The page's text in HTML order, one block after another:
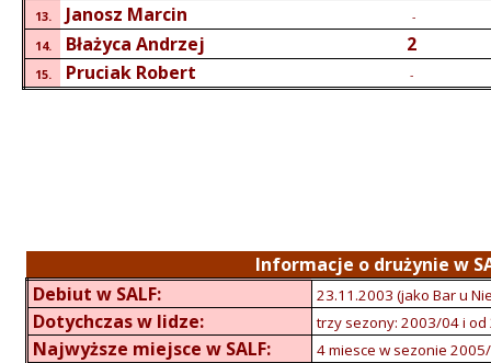
13. Janosz Marcin
-
14.
Błażyca Andrzej 2
15. Pruciak Robert -
Informacje o drużynie w
Debiut w SALF:
23.11.2003 (jako Bar u
Dotychczas w lidze: trzy sezony: 2003/04 i
Najwyższe miejsce w SALF: 4 miesce w sezonie